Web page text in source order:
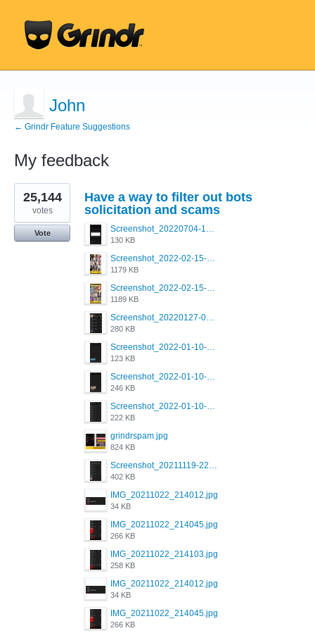
John
← Grindr Feature Suggestions
My feedback
3
results
found
Have a way to filter out bots
solicitation and scams
Screenshot_20220704-194627_Grindr.jpg
130 KB
Screenshot_2022-02-15-16-34-50-234_com.grindrapp.android.jpg
1179 KB
Screenshot_2022-02-15-16-34-45-209_com.grindrapp.android.jpg
1189 KB
Screenshot_20220127-081048.png
280 KB
Screenshot_2022-01-10-12-46-53-688_com.grindrapp.android.jpg
123 KB
Screenshot_2022-01-10-12-46-46-280_com.grindrapp.android.jpg
246 KB
Screenshot_2022-01-10-12-46-34-527_com.grindrapp.android.jpg
222 KB
grindrspam.jpg
824 KB
Screenshot_20211119-222658.png
402 KB
IMG_20211022_214012.jpg
34 KB
IMG_20211022_214045.jpg
266 KB
IMG_20211022_214103.jpg
258 KB
IMG_20211022_214012.jpg
34 KB
IMG_20211022_214045.jpg
266 KB
25,144
votes
Vote